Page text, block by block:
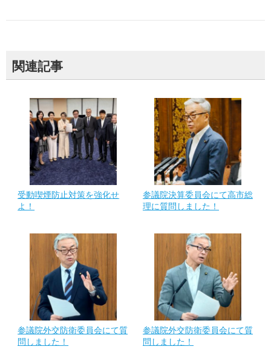
関連記事
受動喫煙防止対策を強化せ
よ！
参議院決算委員会にて高市総
理に質問しました！
参議院外交防衛委員会にて質
問しました！
参議院外交防衛委員会にて質
問しました！